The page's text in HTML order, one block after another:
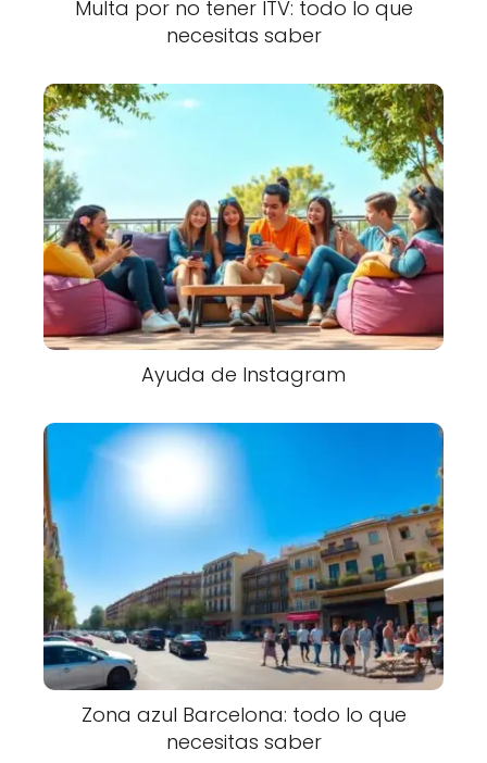
Multa por no tener ITV: todo lo que
necesitas saber
Ayuda de Instagram
Zona azul Barcelona: todo lo que
necesitas saber